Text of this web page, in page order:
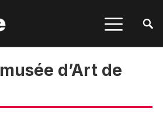
musée d’Art de